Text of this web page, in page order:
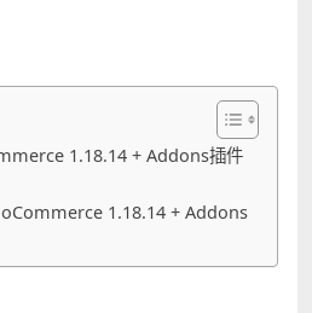
1.18.14 + Addons插件
1.18.14 + Addons